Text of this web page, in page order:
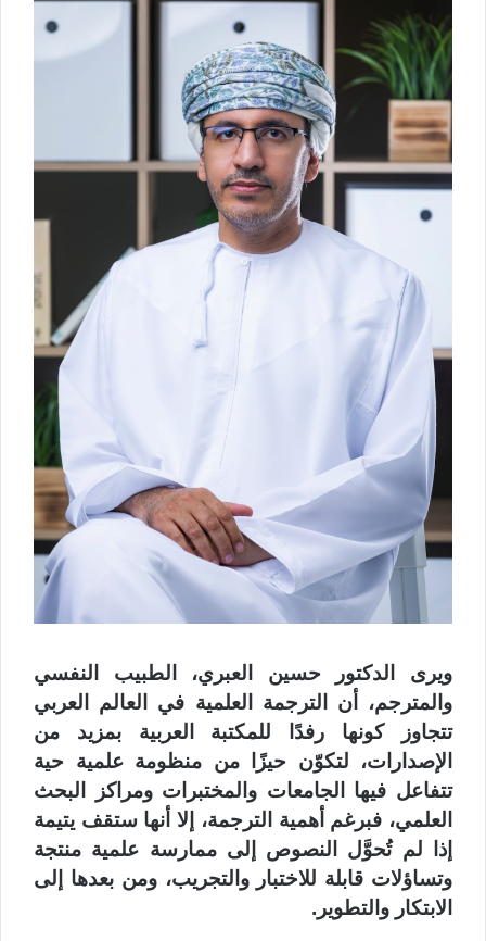
ويرى الدكتور حسين العبري، الطبيب النفسي
والمترجم، أن الترجمة العلمية في العالم العربي
تتجاوز كونها رفدًا للمكتبة العربية بمزيد من
الإصدارات، لتكوّن حيزًا من منظومة علمية حية
تتفاعل فيها الجامعات والمختبرات ومراكز البحث
العلمي، فبرغم أهمية الترجمة، إلا أنها ستقف يتيمة
إذا لم تُحوَّل النصوص إلى ممارسة علمية منتجة
وتساؤلات قابلة للاختبار والتجريب، ومن بعدها إلى
الابتكار والتطوير.